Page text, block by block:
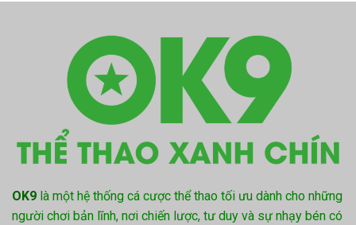
OK9 là một hệ thống cá cược thể thao tối ưu dành cho những
người chơi bản lĩnh, nơi chiến lược, tư duy và sự nhạy bén có